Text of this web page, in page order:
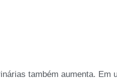
também aumenta. Em